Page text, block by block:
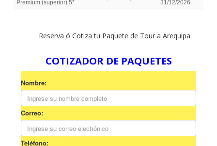
Reserva ó Cotiza tu Paquete de Tour a Arequipa
COTIZADOR DE PAQUETES